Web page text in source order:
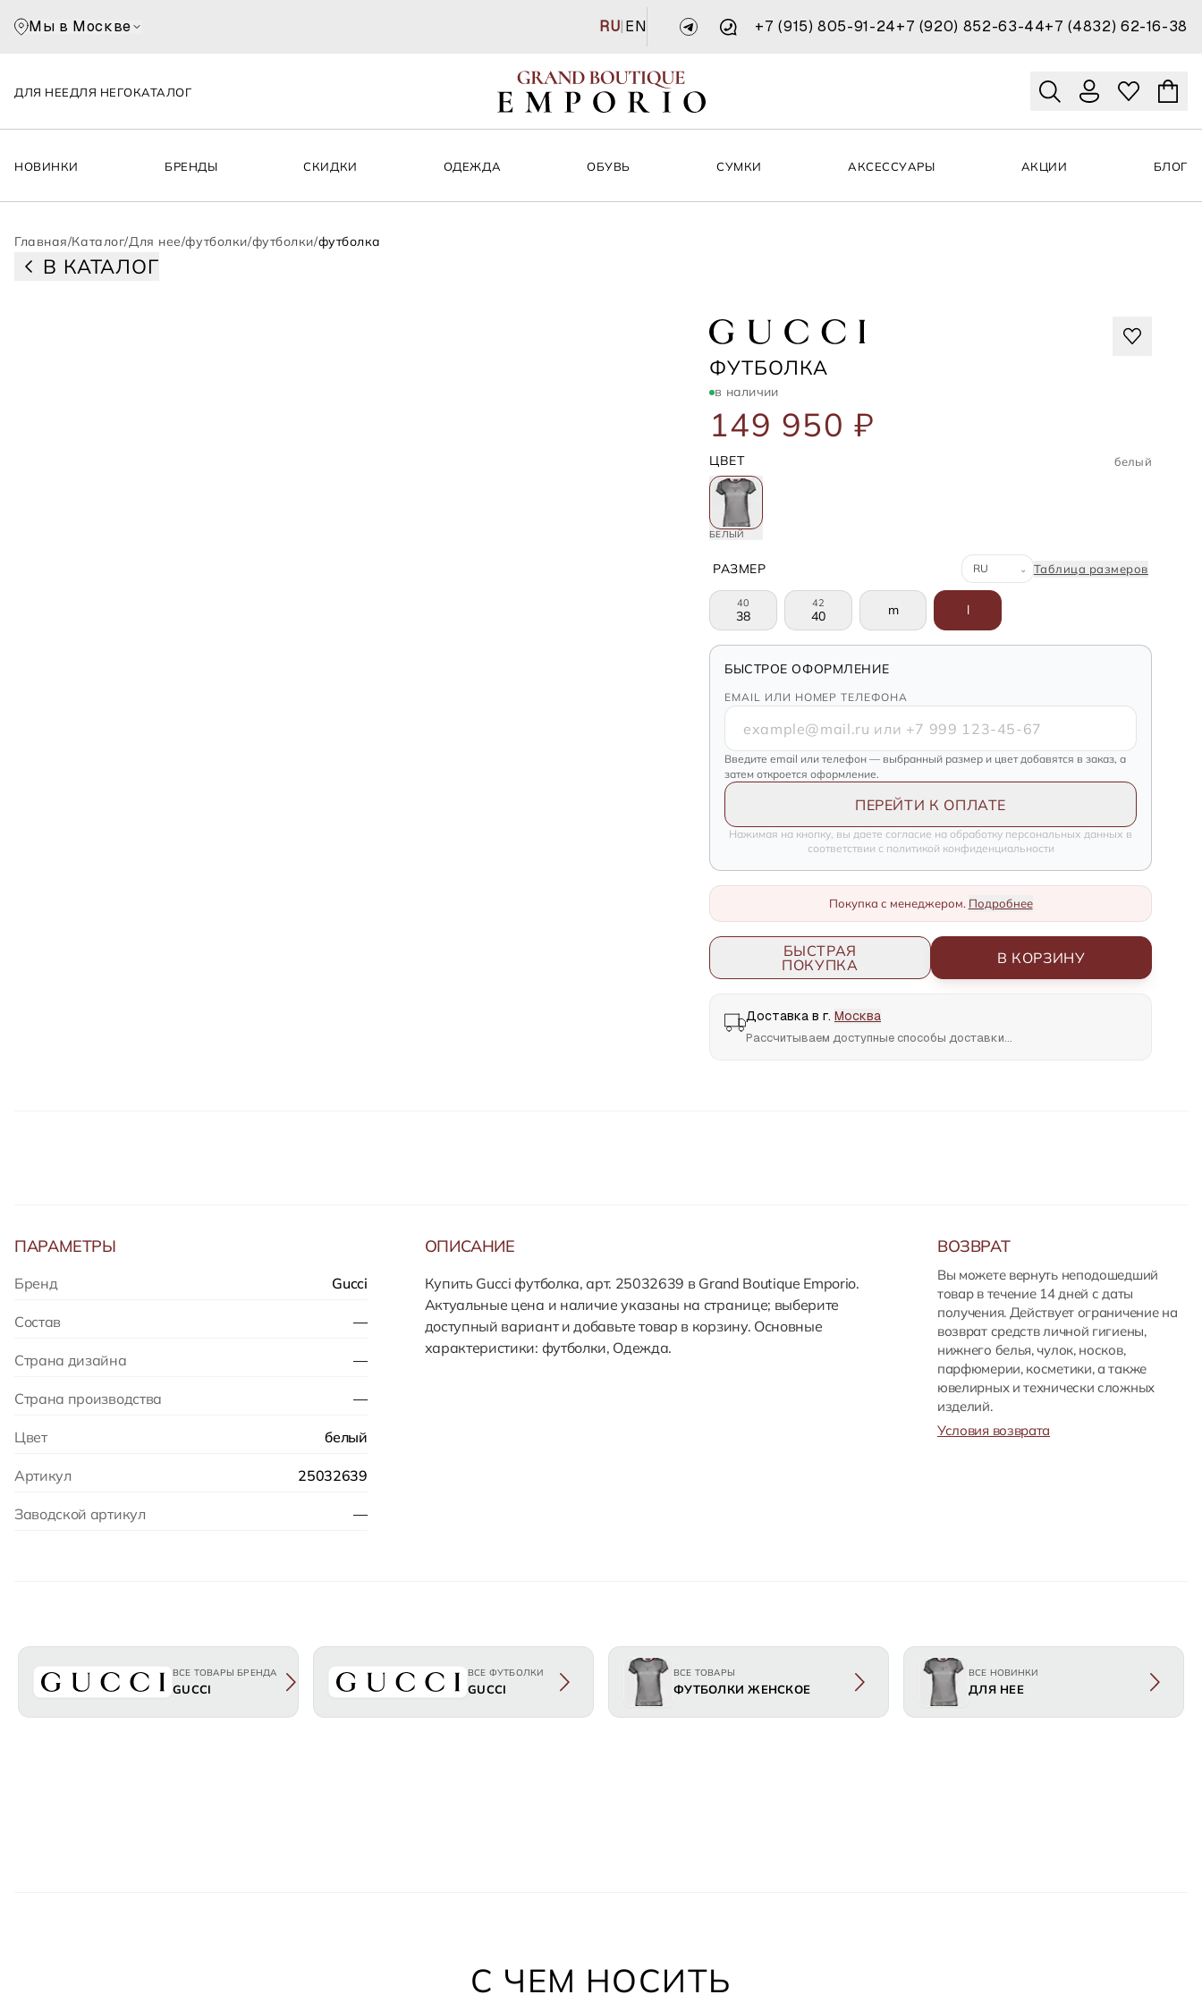
Мы в Москве RU| EN +7 (915) 805-91-24+7 (920) 852-63-44+7 (4832) 62-16-38
ДЛЯ НЕЕДЛЯ НЕГОКАТАЛОГ
НОВИНКИ БРЕНДЫ СКИДКИ ОДЕЖДА ОБУВЬ СУМКИ АКСЕССУАРЫ АКЦИИ БЛОГ
Главная/Каталог/Для нее/футболки/футболки/футболка
В КАТАЛОГ
GUCCI
ФУТБОЛКА
в наличии
149 950 ₽
ЦВЕТ белый
БЕЛЫЙ
РАЗМЕР Система размеров
⌄ Таблица размеров
40
38
42
40 m l
БЫСТРОЕ ОФОРМЛЕНИЕ
EMAIL ИЛИ НОМЕР ТЕЛЕФОНА
Введите email или телефон — выбранный размер и цвет добавятся в заказ, а
затем откроется оформление.
ПЕРЕЙТИ К ОПЛАТЕ
Нажимая на кнопку, вы даете согласие на обработку персональных данных в
соответствии с политикой конфиденциальности
Покупка с менеджером. Подробнее
БЫСТРАЯ
ПОКУПКА
В КОРЗИНУ
Доставка в г. Москва
Рассчитываем доступные способы доставки...
ПАРАМЕТРЫ
Бренд Gucci
Состав —
Страна дизайна —
Страна производства —
Цвет белый
Артикул 25032639
Заводской артикул —
ОПИСАНИЕ
Купить Gucci футболка, арт. 25032639 в Grand Boutique Emporio.
Актуальные цена и наличие указаны на странице; выберите
доступный вариант и добавьте товар в корзину. Основные
характеристики: футболки, Одежда.
ВОЗВРАТ
Вы можете вернуть неподошедший
товар в течение 14 дней с даты
получения. Действует ограничение на
возврат средств личной гигиены,
нижнего белья, чулок, носков,
парфюмерии, косметики, а также
ювелирных и технически сложных
изделий.
Условия возврата
ВСЕ ТОВАРЫ БРЕНДА
GUCCI
ВСЕ ФУТБОЛКИ
GUCCI
ВСЕ ТОВАРЫ
ФУТБОЛКИ ЖЕНСКОЕ
ВСЕ НОВИНКИ
ДЛЯ НЕЕ
С ЧЕМ НОСИТЬ